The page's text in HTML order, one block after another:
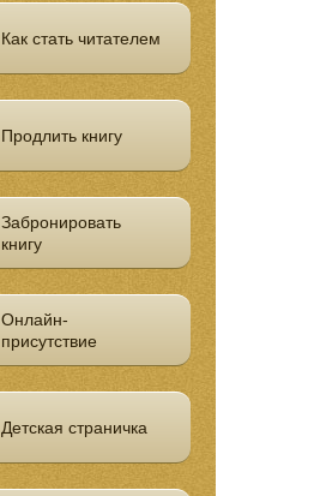
Как стать читателем
Продлить книгу
Забронировать
книгу
Онлайн-
присутствие
Детская страничка